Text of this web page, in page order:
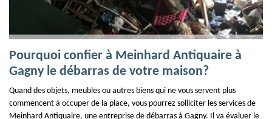
Pourquoi confier à Meinhard Antiquaire à
Gagny le débarras de votre maison?
Quand des objets, meubles ou autres biens qui ne vous servent plus
commencent à occuper de la place, vous pourrez solliciter les services de
Meinhard Antiquaire, une entreprise de débarras à Gagny. Il va évaluer le